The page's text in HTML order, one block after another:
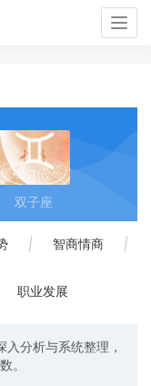
双子座
| 智商情商 |
职业发展
分析与系统整理，
。